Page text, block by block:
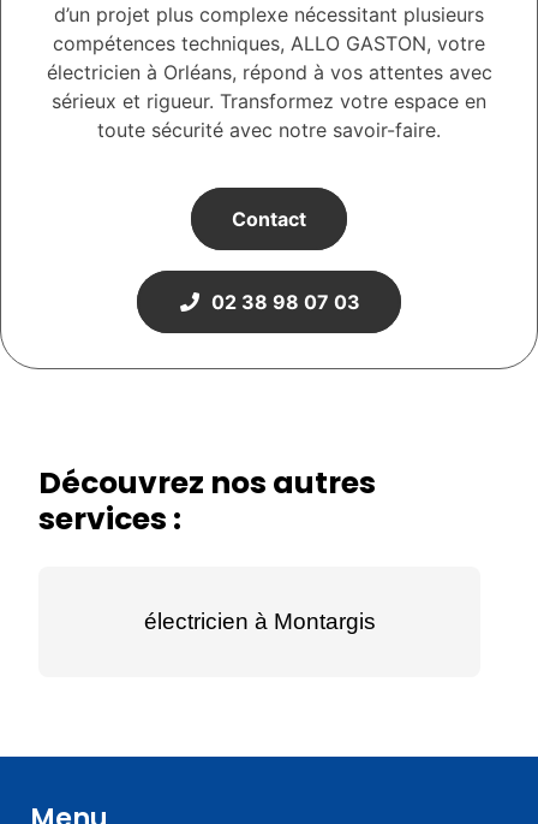
d’un projet plus complexe nécessitant plusieurs
compétences techniques, ALLO GASTON, votre
électricien à Orléans, répond à vos attentes avec
sérieux et rigueur. Transformez votre espace en
toute sécurité avec notre savoir-faire.
Contact
02 38 98 07 03
Découvrez nos autres
services :
électricien à Montargis